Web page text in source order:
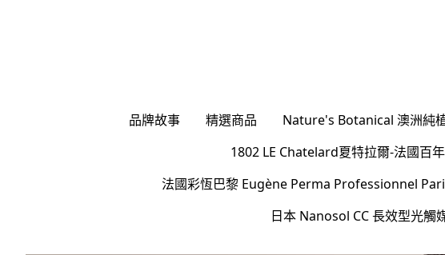
品牌故事 精選商品 Nature's Botanical 澳洲純
1802 LE Chatelard夏特拉爾-法國百
法國彩恆巴黎 Eugène Perma Professionnel
日本 Nanosol CC 長效型光觸